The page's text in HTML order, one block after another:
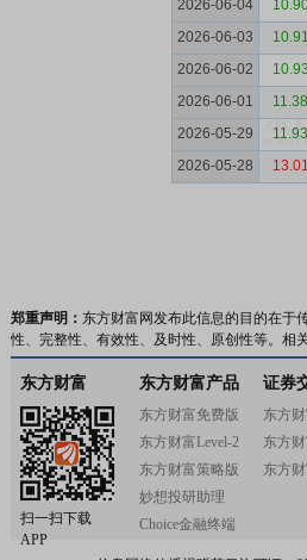
2026-06-04
2026-06-03
10.91
2026-06-02
10.93
2026-06-01
11.38
2026-05-29
11.93
2026-05-28
13.01
郑重声明： 东方财富网发布此信息的目的在于
性、完整性、有效性、及时性、原创性等。相
东方财富
扫一扫下载
APP
东方财富产品
东方财富免费版
东方财富Level-2
东方财富策略版
妙想投研助理
Choice金融终端
证券
东方
东方
东方